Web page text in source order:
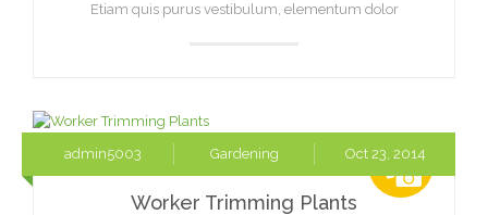
Etiam quis purus vestibulum, elementum dolor
admin5003 Gardening Oct 23, 2014
Worker Trimming Plants